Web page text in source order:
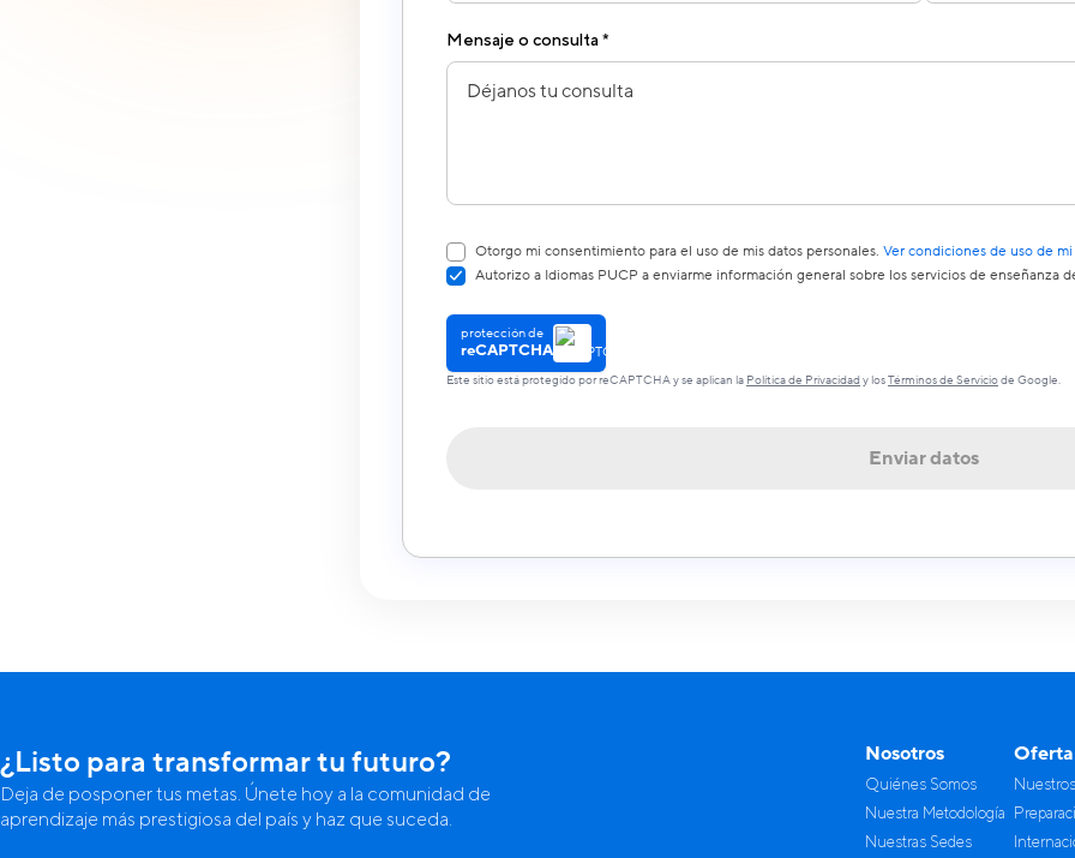
Mensaje o consulta *
Otorgo mi consentimiento para el uso de mis datos personales. Ver condiciones de uso de
Autorizo a Idiomas PUCP a enviarme información general sobre los servicios de enseñanza
protección de
reCAPTCHA
Este sitio está protegido por reCAPTCHA y se aplican la Política de Privacidad y losTérminos de Serviciode Google.
Enviar datos
¿Listo para transformar tu futuro?
Deja de posponer tus metas. Únete hoy a la comunidad de
aprendizaje más prestigiosa del país y haz que suceda.
Nosotros
Quiénes Somos
Nuestra Metodología
Nuestras Sedes